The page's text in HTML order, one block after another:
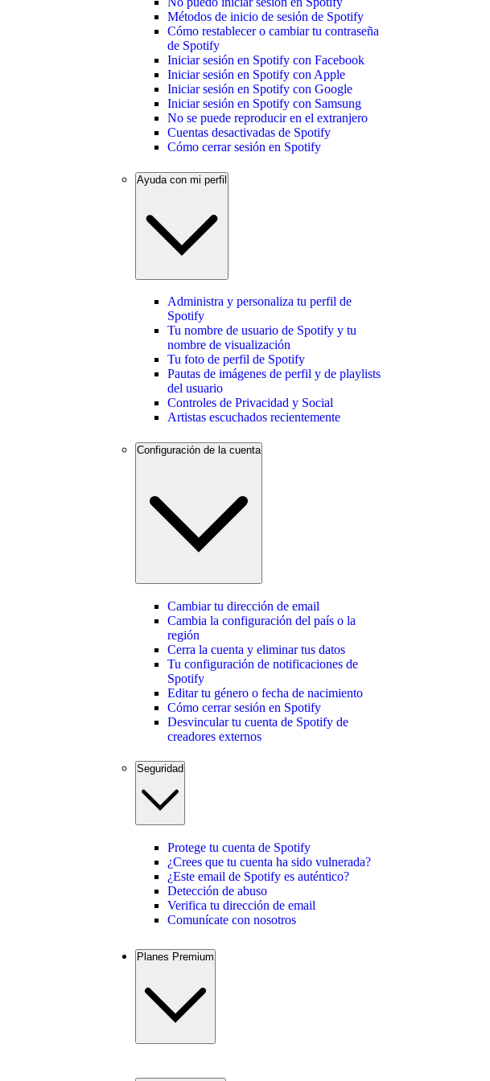
Métodos de inicio de sesión de Spotify
Cómo restablecer o cambiar tu contraseña
de Spotify
Iniciar sesión en Spotify con Facebook
Iniciar sesión en Spotify con Apple
Iniciar sesión en Spotify con Google
Iniciar sesión en Spotify con Samsung
No se puede reproducir en el extranjero
Cuentas desactivadas de Spotify
Cómo cerrar sesión en Spotify
Ayuda con mi perfil
Administra y personaliza tu perfil de
Spotify
Tu nombre de usuario de Spotify y tu
nombre de visualización
Tu foto de perfil de Spotify
Pautas de imágenes de perfil y de playlists
del usuario
Controles de Privacidad y Social
Artistas escuchados recientemente
Configuración de la cuenta
Cambiar tu dirección de email
Cambia la configuración del país o la
región
Cerra la cuenta y eliminar tus datos
Tu configuración de notificaciones de
Spotify
Editar tu género o fecha de nacimiento
Cómo cerrar sesión en Spotify
Desvincular tu cuenta de Spotify de
creadores externos
Seguridad
Protege tu cuenta de Spotify
¿Crees que tu cuenta ha sido vulnerada?
¿Este email de Spotify es auténtico?
Detección de abuso
Verifica tu dirección de email
Comunícate con nosotros
Planes Premium